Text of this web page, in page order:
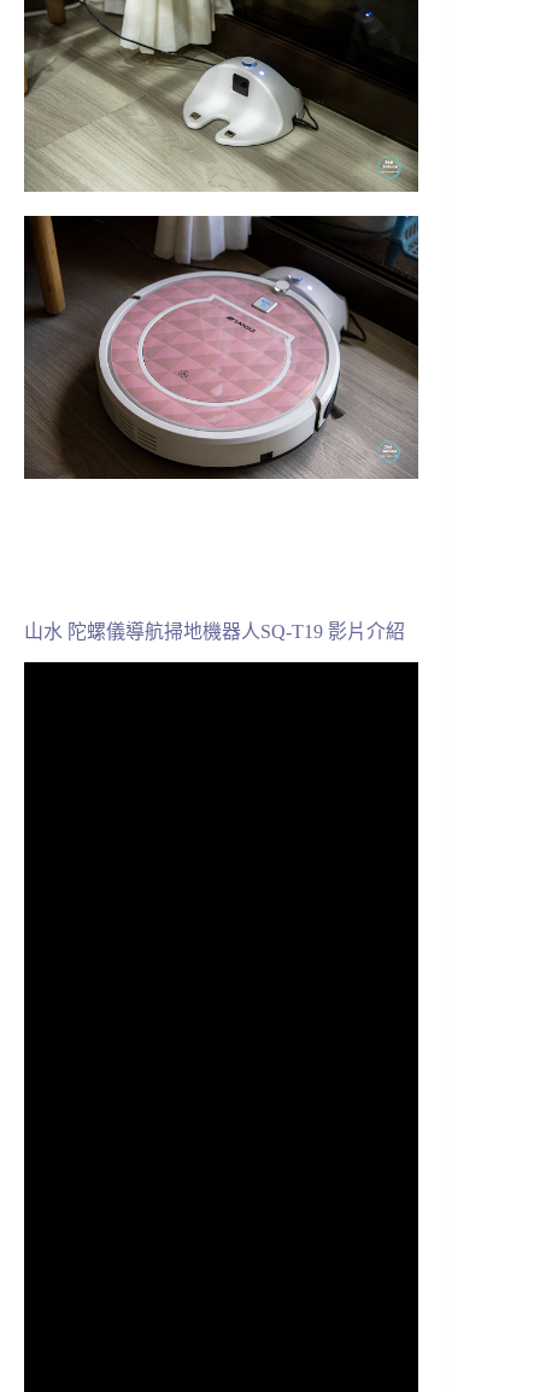
山水 陀螺儀導航掃地機器人SQ-T19 影片介紹